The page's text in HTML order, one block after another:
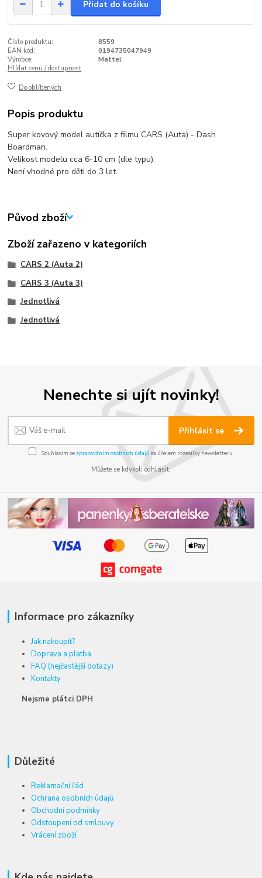
Přidat do košíku
Číslo produktu:
8559
EAN kód:
0194735047949
Výrobce:
Mattel
Hlídat cenu / dostupnost
Do oblíbených
Popis produktu
Super kovový model autíčka z filmu CARS (Auta) - Dash
Boardman.
Velikost modelu cca 6-10 cm (dle typu).
Není vhodné pro děti do 3 let.
Původ zboží
Zboží zařazeno v kategoriích
CARS 2 (Auta 2)
CARS 3 (Auta 3)
Jednotlivá
Jednotlivá
Nenechte si ujít novinky!
Přihlásit se
Souhlasím se zpracováním osobních údajůza účelem rozesílky newsletteru.
Můžete se kdykoli odhlásit.
Informace pro zákazníky
Jak nakoupit?
Doprava a platba
FAQ (nejčastější dotazy)
Kontakty
Nejsme plátci DPH
Důležité
Reklamační řád
Ochrana osobních údajů
Obchodní podmínky
Odstoupení od smlouvy
Vrácení zboží